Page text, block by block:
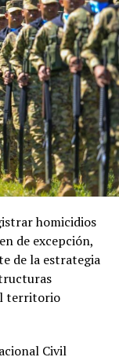
homicidios
de excepción,
de la estrategia
territorio
Civil